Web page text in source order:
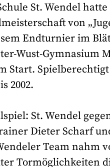
St. Wendel
von
Endturnier im
Wust-Gymnasium
Start.
2002.
St. Wendel
Dieter Scharf
Team nahm
Tormöglichkeiten